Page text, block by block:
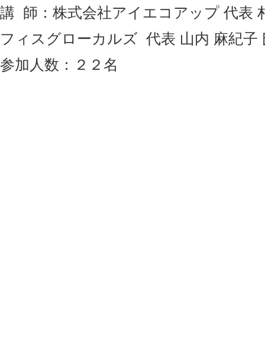
講 師：株式会社アイエコアップ 代表
フィスグローカルズ 代表 山内 麻紀子
参加人数：２２名